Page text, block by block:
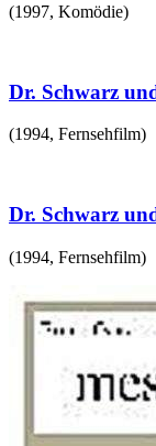
(1997, Komödie)
Dr. Schwarz
(1994, Fernsehfilm)
Dr. Schwarz
(1994, Fernsehfilm)